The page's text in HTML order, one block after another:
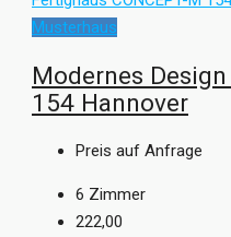
Musterhaus
Modernes Design
154 Hannover
Preis auf Anfrage
6 Zimmer
222,00